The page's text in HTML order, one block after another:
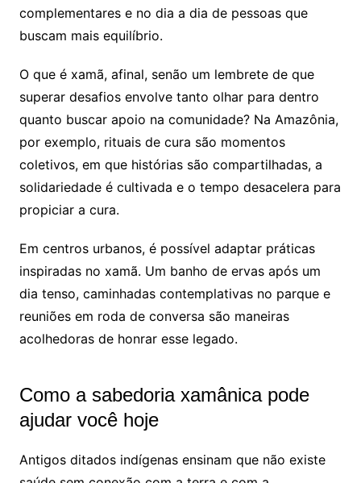
complementares e no dia a dia de pessoas que
buscam mais equilíbrio.
O que é xamã, afinal, senão um lembrete de que
superar desafios envolve tanto olhar para dentro
quanto buscar apoio na comunidade? Na Amazônia,
por exemplo, rituais de cura são momentos
coletivos, em que histórias são compartilhadas, a
solidariedade é cultivada e o tempo desacelera para
propiciar a cura.
Em centros urbanos, é possível adaptar práticas
inspiradas no xamã. Um banho de ervas após um
dia tenso, caminhadas contemplativas no parque e
reuniões em roda de conversa são maneiras
acolhedoras de honrar esse legado.
Como a sabedoria xamânica pode
ajudar você hoje
Antigos ditados indígenas ensinam que não existe